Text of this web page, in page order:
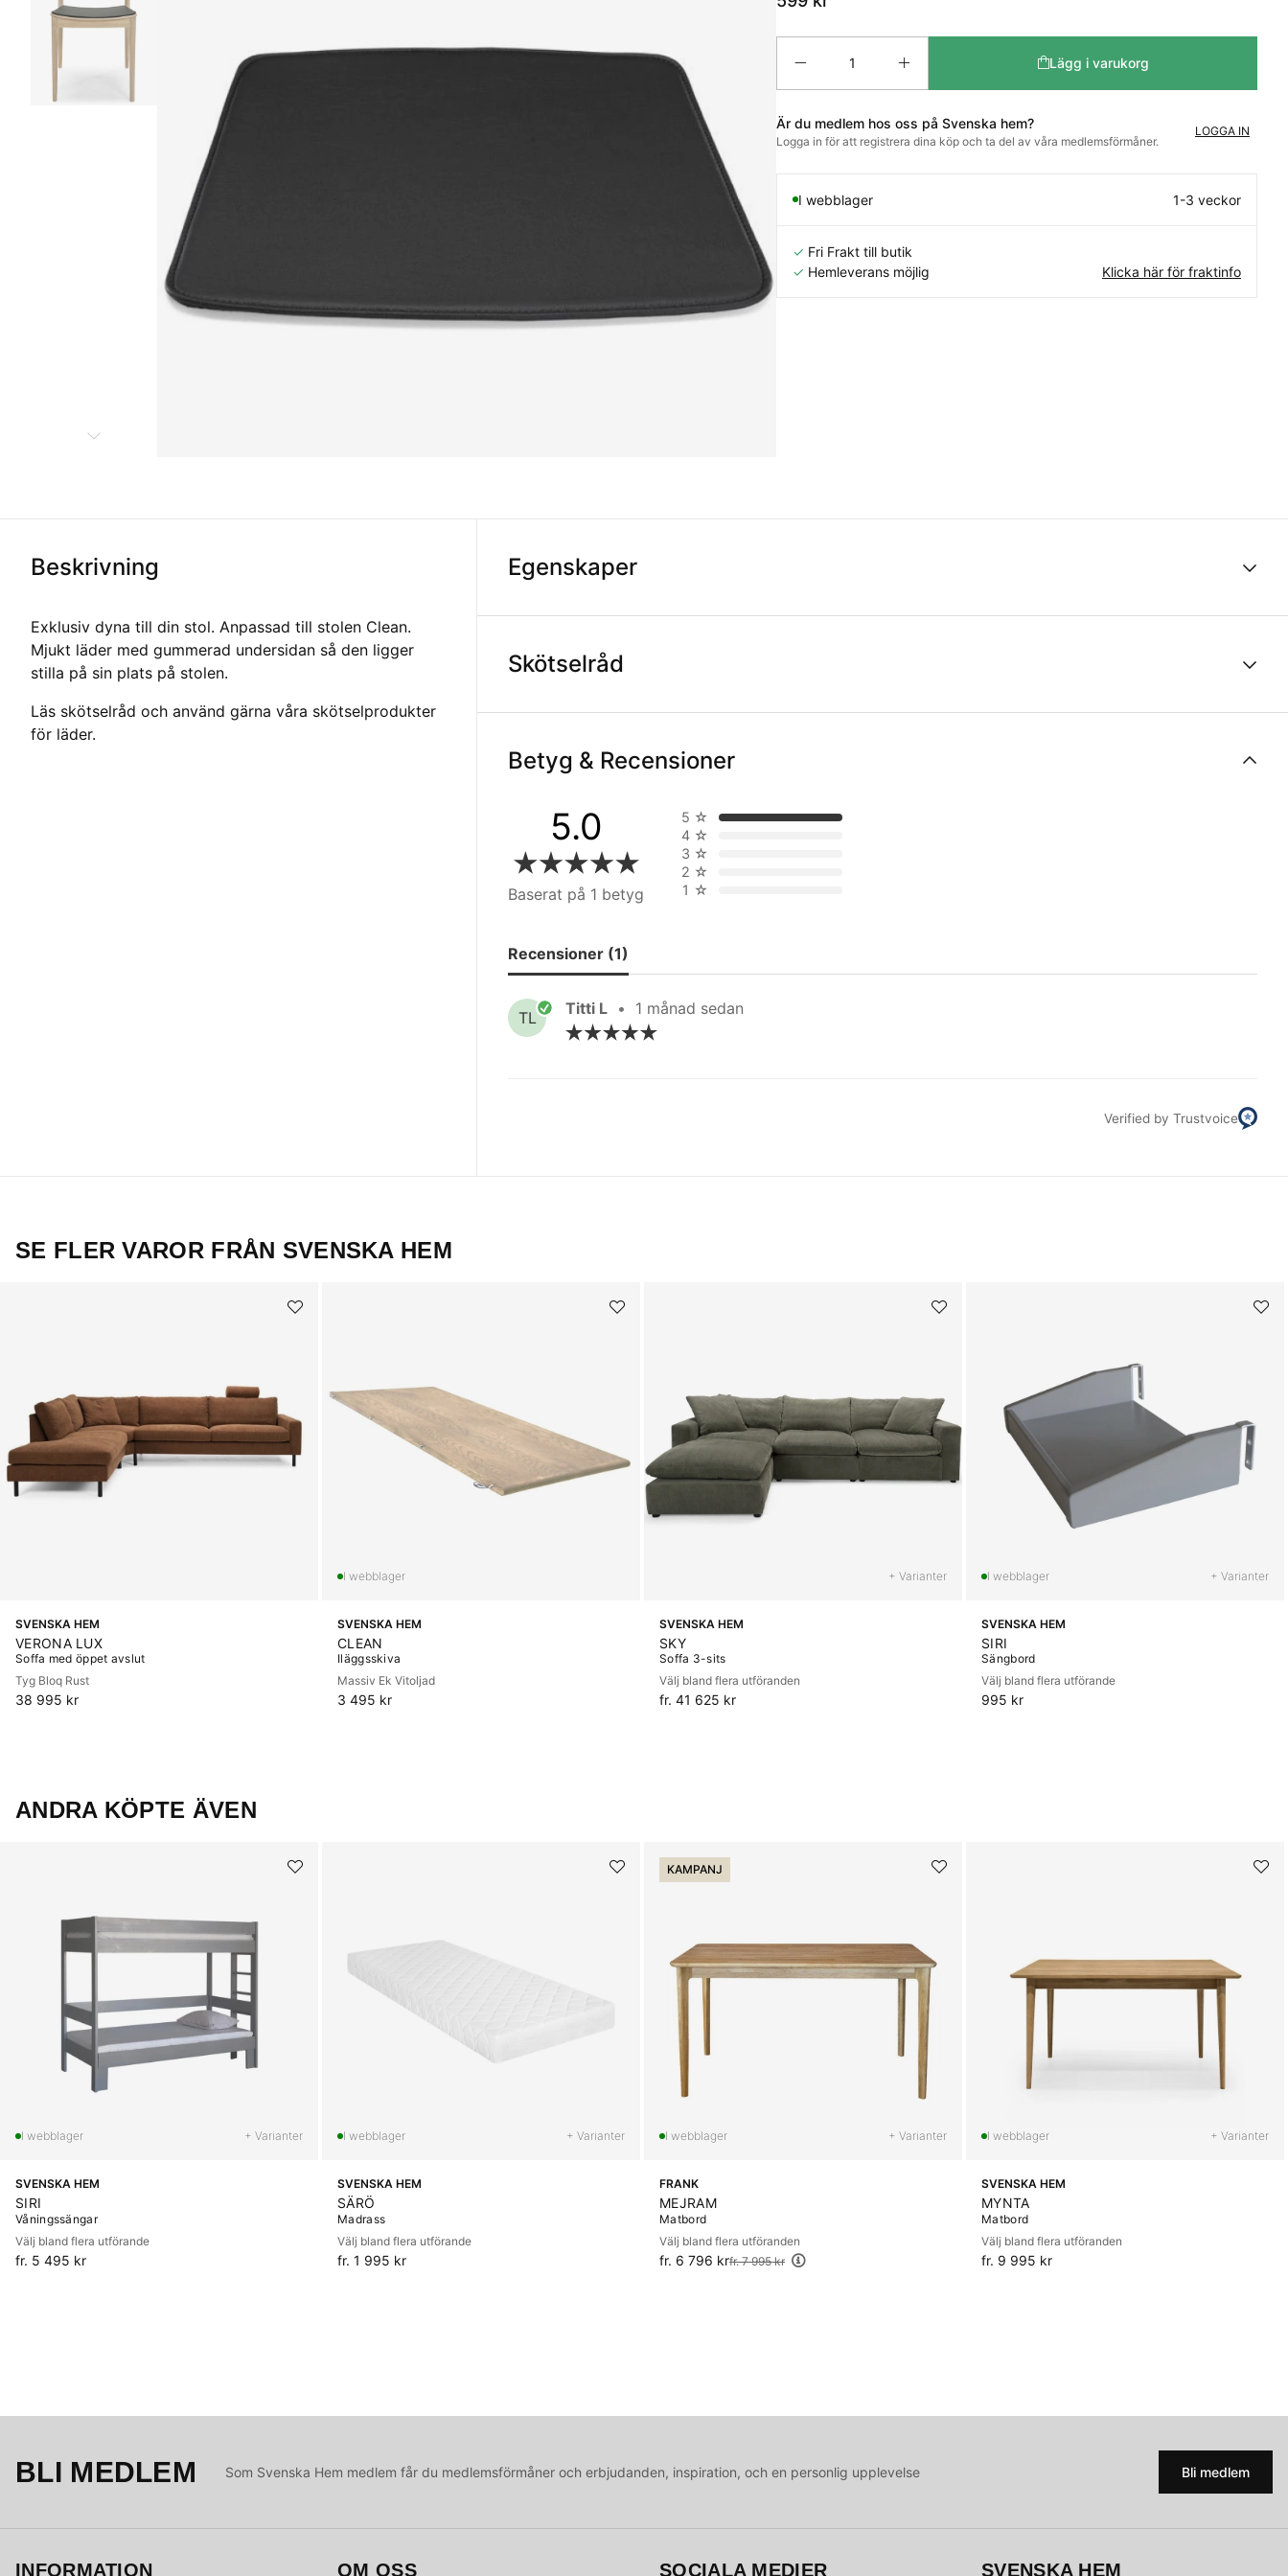
Lägg i varukorg
Är du medlem hos oss på Svenska hem?
Logga in för att registrera dina köp och ta del av våra medlemsförmåner.
LOGGA IN
I webblager 1-3 veckor
✓ Fri Frakt till butik
✓ Hemleverans möjlig Klicka här för fraktinfo
Beskrivning
Exklusiv dyna till din stol. Anpassad till stolen Clean.
Mjukt läder med gummerad undersidan så den ligger
stilla på sin plats på stolen.
Läs skötselråd och använd gärna våra skötselprodukter
för läder.
Egenskaper
Skötselråd
Betyg & Recensioner
5.0
Baserat på 1 betyg
5 ☆
4 ☆
3 ☆
2 ☆
1 ☆
Recensioner (1)
TL Titti L • 1 månad sedan
Verified by Trustvoice
SE FLER VAROR FRÅN SVENSKA HEM
SVENSKA HEM
VERONA LUX
Soffa med öppet avslut
Tyg Bloq Rust
38 995 kr
SVENSKA HEM
CLEAN
Iläggsskiva
Massiv Ek Vitoljad
3 495 kr
+ Varianter
SVENSKA HEM
SKY
Soffa 3-sits
Välj bland flera utföranden
fr. 41 625 kr
+ Varianter
SVENSKA HEM
SIRI
Sängbord
Välj bland flera utförande
995 kr
ANDRA KÖPTE ÄVEN
+ Varianter
SVENSKA HEM
SIRI
Våningssängar
Välj bland flera utförande
fr. 5 495 kr
+ Varianter
SVENSKA HEM
SÄRÖ
Madrass
Välj bland flera utförande
fr. 1 995 kr
KAMPANJ
+ Varianter
FRANK
MEJRAM
Matbord
Välj bland flera utföranden
fr. 6 796 kr
Ordinarie pris:fr. 7 995 kr
+ Varianter
SVENSKA HEM
MYNTA
Matbord
Välj bland flera utföranden
fr. 9 995 kr
BLI MEDLEM Som Svenska Hem medlem får du medlemsförmåner och erbjudanden, inspiration, och en personlig upplevelse Bli medlem
INFORMATION OM OSS SOCIALA MEDIER SVENSKA HEM